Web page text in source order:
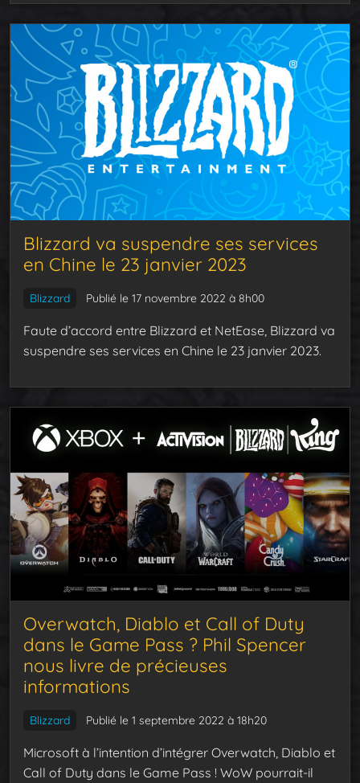
Blizzard va suspendre ses services
en Chine le 23 janvier 2023
Blizzard Publié le 17 novembre 2022 à 8h00
Faute d’accord entre Blizzard et NetEase, Blizzard va
suspendre ses services en Chine le 23 janvier 2023.
Overwatch, Diablo et Call of Duty
dans le Game Pass ? Phil Spencer
nous livre de précieuses
informations
Blizzard Publié le 1 septembre 2022 à 18h20
Microsoft à l’intention d’intégrer Overwatch, Diablo et
Call of Duty dans le Game Pass ! WoW pourrait-il